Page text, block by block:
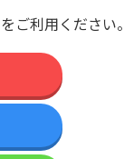
ご利用ください